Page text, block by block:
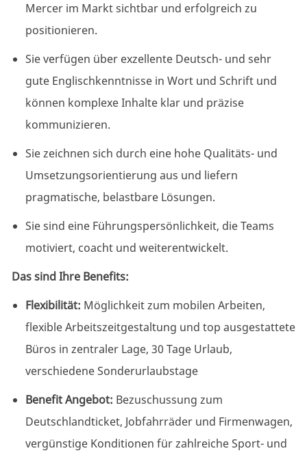
Mercer im Markt sichtbar und erfolgreich zu
positionieren.
Sie verfügen über exzellente Deutsch- und sehr
gute Englischkenntnisse in Wort und Schrift und
können komplexe Inhalte klar und präzise
kommunizieren.
Sie zeichnen sich durch eine hohe Qualitäts- und
Umsetzungsorientierung aus und liefern
pragmatische, belastbare Lösungen.
Sie sind eine Führungspersönlichkeit, die Teams
motiviert, coacht und weiterentwickelt.
Das sind Ihre Benefits:
Flexibilität: Möglichkeit zum mobilen Arbeiten,
flexible Arbeitszeitgestaltung und top ausgestattete
Büros in zentraler Lage, 30 Tage Urlaub,
verschiedene Sonderurlaubstage
Benefit Angebot: Bezuschussung zum
Deutschlandticket, Jobfahrräder und Firmenwagen,
vergünstige Konditionen für zahlreiche Sport- und